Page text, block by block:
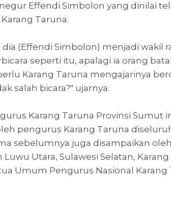
Effendi Simbolon yang dinilai
Taruna.
(Effendi Simbolon) menjadi wakil
seperti itu, apalagi ia orang
Karang Taruna mengajarinya
salah bicara?" ujarnya.
Karang Taruna Provinsi Sumut
pengurus Karang Taruna
sebelumnya juga disampaikan
Utara, Sulawesi Selatan,
Umum Pengurus Nasional Karang